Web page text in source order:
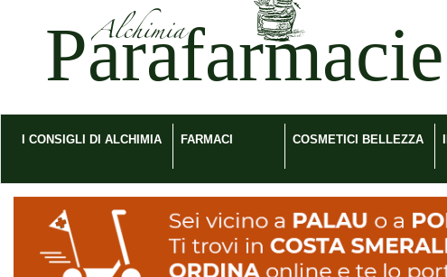
I CONSIGLI DI ALCHIMIA FARMACI COSMETICI BELLEZZA